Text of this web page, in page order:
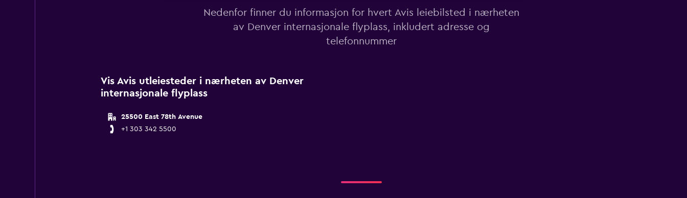
Nedenfor finner du informasjon for hvert Avis leiebilsted i nærheten
av Denver internasjonale flyplass, inkludert adresse og
telefonnummer
Vis Avis utleiesteder i nærheten av Denver
internasjonale flyplass
25500 East 78th Avenue
+1 303 342 5500